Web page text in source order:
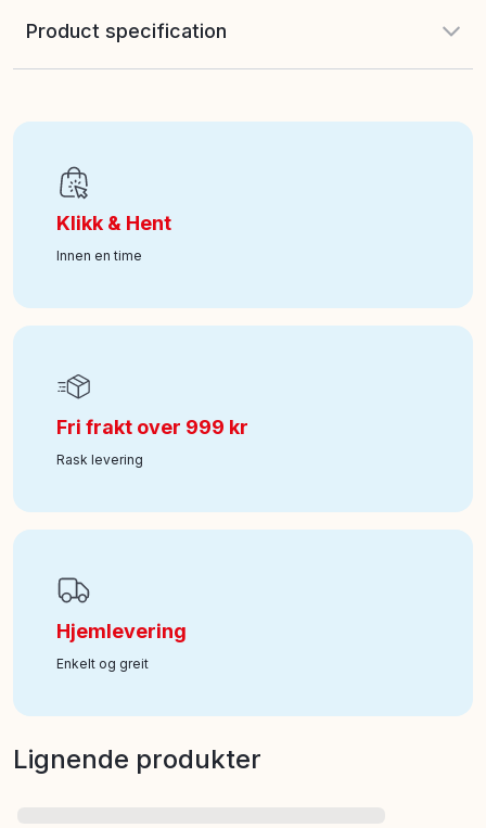
Product specification
Alder fra
Art nr:100-121010612
Klikk & Hent
Innen en time
Fri frakt over 999 kr
Rask levering
Hjemlevering
Enkelt og greit
Lignende produkter